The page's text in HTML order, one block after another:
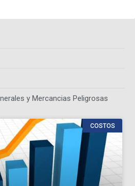
y Mercancias Peligrosas
COSTOS